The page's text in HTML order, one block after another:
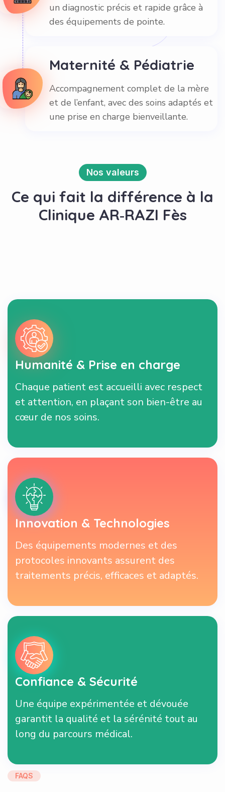
un diagnostic précis et rapide grâce à
des équipements de pointe.
Maternité & Pédiatrie
Accompagnement complet de la mère
et de l’enfant, avec des soins adaptés et
une prise en charge bienveillante.
Nos valeurs
Ce qui fait la différence à la
Clinique AR‑RAZI Fès
Humanité & Prise en charge
Chaque patient est accueilli avec respect
et attention, en plaçant son bien-être au
cœur de nos soins.
Innovation & Technologies
Des équipements modernes et des
protocoles innovants assurent des
traitements précis, efficaces et adaptés.
Confiance & Sécurité
Une équipe expérimentée et dévouée
garantit la qualité et la sérénité tout au
long du parcours médical.
FAQS